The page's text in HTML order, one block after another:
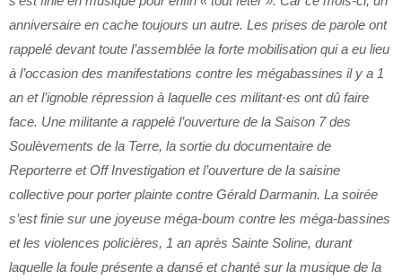
anniversaire en cache toujours un autre. Les prises de parole ont
rappelé devant toute l’assemblée la forte mobilisation qui a eu lieu
à l’occasion des manifestations contre les mégabassines il y a 1
an et l’ignoble répression à laquelle ces militant·es ont dû faire
face. Une militante a rappelé l’ouverture de la Saison 7 des
Soulèvements de la Terre, la sortie du documentaire de
Reporterre et Off Investigation et l’ouverture de la saisine
collective pour porter plainte contre Gérald Darmanin. La soirée
s’est finie sur une joyeuse méga-boum contre les méga-bassines
et les violences policières, 1 an après Sainte Soline, durant
laquelle la foule présente a dansé et chanté sur la musique de la